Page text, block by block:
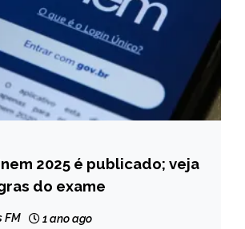
2025 é publicado; veja
do exame
FM 1 ano ago